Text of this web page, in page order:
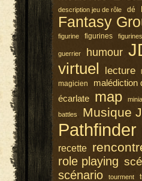
description jeu de rôle dé
Fantasy
figurine figurines
guerrier humour
virtuel
lecture
magicien
malédiction
écarlate map
battles Musique
Pathfinder
recette
role playing
scénario tourment